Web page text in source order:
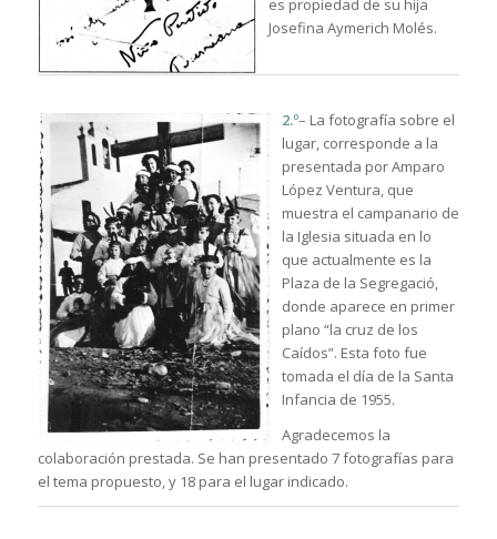
es propiedad de su hija
Josefina Aymerich Molés.
2.º– La fotografía sobre el
lugar, corresponde a la
presentada por Amparo
López Ventura, que
muestra el campanario de
la Iglesia situada en lo
que actualmente es la
Plaza de la Segregació,
donde aparece en primer
plano “la cruz de los
Caídos”. Esta foto fue
tomada el día de la Santa
Infancia de 1955.
Agradecemos la
colaboración prestada. Se han presentado 7 fotografías para
el tema propuesto, y 18 para el lugar indicado.